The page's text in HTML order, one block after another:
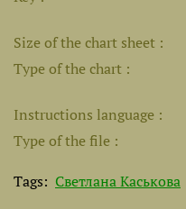
Size of the chart sheet
Type of the chart
Instructions language
Type of the file
Tags: Светлана Каськова